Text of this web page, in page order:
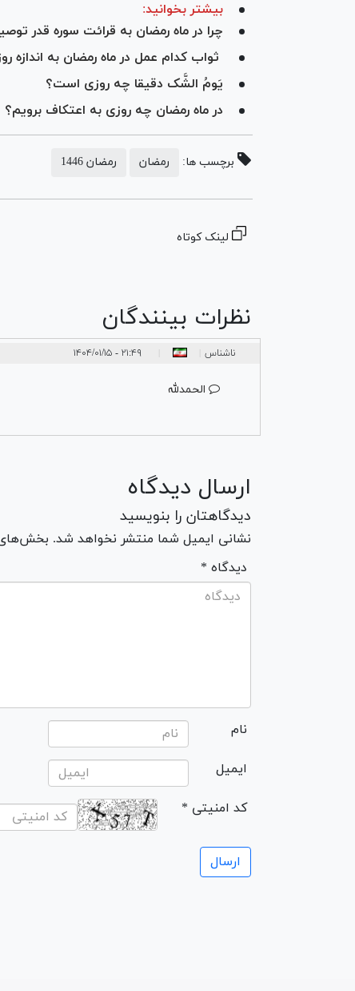
بیشتر بخوانید:
چرا در ماه رمضان به قرائت سوره قدر
ثواب کدام عمل در ماه رمضان به اندازه
یَومُ الشَّک دقیقا چه روزی است؟
در ماه رمضان چه روزی به اعتکاف برویم؟
برچسب ها: رمضان رمضان 1446
لینک کوتاه
نظرات بینندگان
ناشناس ۲۱:۴۹ - ۱۴۰۴/۰۱/۱۵
الحمدلله
ارسال دیدگاه
دیدگاهتان را بنویسید
نشانی ایمیل شما منتشر نخواهد شد. بخش‌های
* دیدگاه
نام
ایمیل
* کد امنیتی